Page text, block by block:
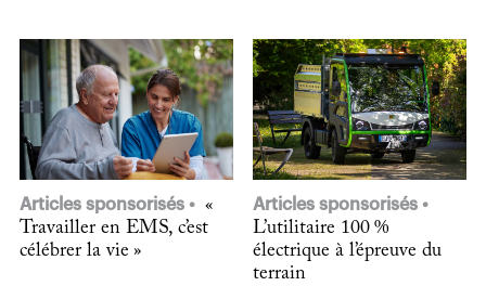
Articles sponsorisés
«
Travailler en EMS, c’est
célébrer la vie »
Articles sponsorisés
L’utilitaire 100 %
électrique à l’épreuve du
terrain